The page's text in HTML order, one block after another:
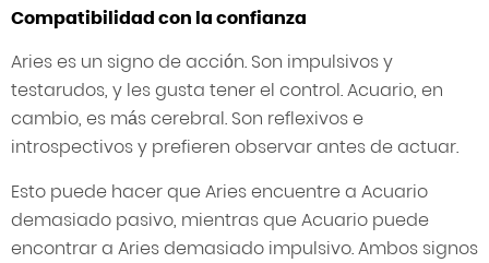
Compatibilidad con la confianza
Aries es un signo de acción. Son impulsivos y
testarudos, y les gusta tener el control. Acuario, en
cambio, es más cerebral. Son reflexivos e
introspectivos y prefieren observar antes de actuar.
Esto puede hacer que Aries encuentre a Acuario
demasiado pasivo, mientras que Acuario puede
encontrar a Aries demasiado impulsivo. Ambos signos